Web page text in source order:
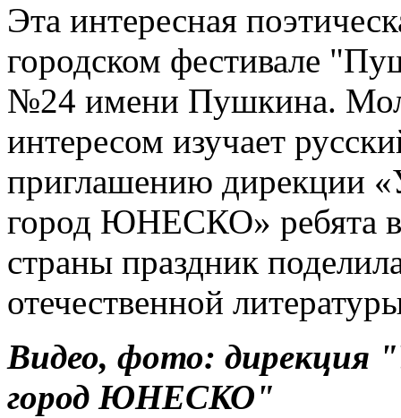
Эта интересная
городском фестивале
№24 имени Пушкина.
интересом изучает
приглашению дирекции
город ЮНЕСКО» ребята
страны праздник
отечественной
Видео, фото: дирекция
город ЮНЕСКО"